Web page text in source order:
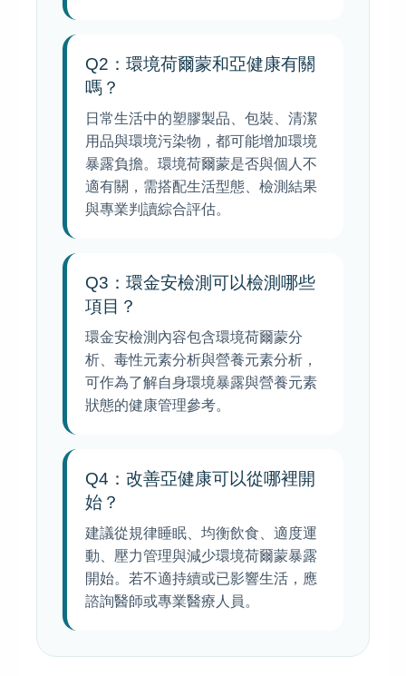
Q2：環境荷爾蒙和亞健康有關
嗎？
日常生活中的塑膠製品、包裝、清潔
用品與環境污染物，都可能增加環境
暴露負擔。環境荷爾蒙是否與個人不
適有關，需搭配生活型態、檢測結果
與專業判讀綜合評估。
Q3：環金安檢測可以檢測哪些
項目？
環金安檢測內容包含環境荷爾蒙分
析、毒性元素分析與營養元素分析，
可作為了解自身環境暴露與營養元素
狀態的健康管理參考。
Q4：改善亞健康可以從哪裡開
始？
建議從規律睡眠、均衡飲食、適度運
動、壓力管理與減少環境荷爾蒙暴露
開始。若不適持續或已影響生活，應
諮詢醫師或專業醫療人員。